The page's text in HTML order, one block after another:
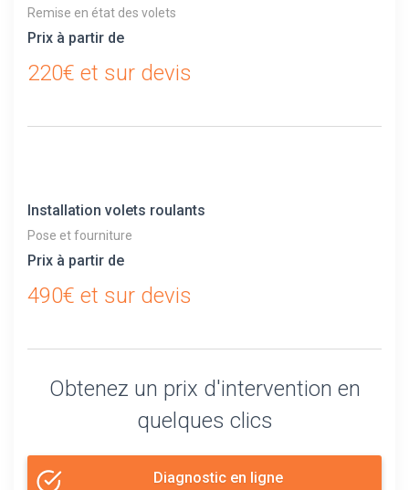
Remise en état des volets
Prix à partir de
220€ et sur devis
Installation volets roulants
Pose et fourniture
Prix à partir de
490€ et sur devis
Obtenez un prix d'intervention en
quelques clics
Diagnostic en ligne